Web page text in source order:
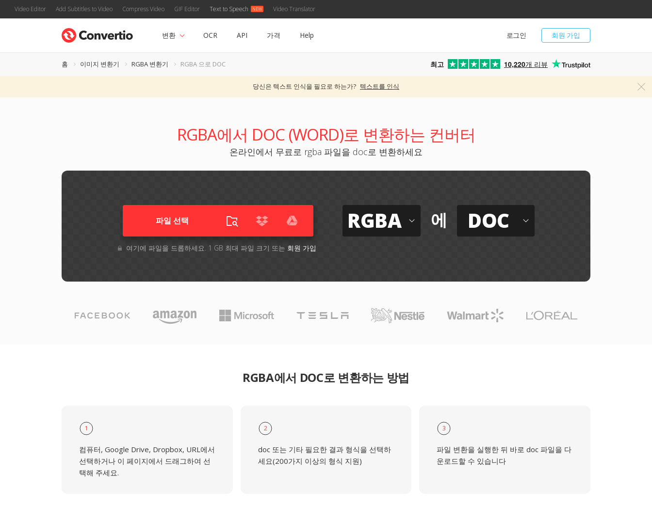
Video Editor Add Subtitles to Video Compress Video GIF Editor Text to Speech Video Translator
회원 가입
로그인
변환 OCR API 가격 Help
홈 이미지 변환기 RGBA 변환기 RGBA 으로 DOC 최고 10,220개 리뷰
당신은 텍스트 인식을 필요로 하는가? 텍스트를 인식
RGBA에서 DOC (WORD)로 변환하는 컨버터
온라인에서 무료로 rgba 파일을 doc로 변환하세요
파일 선택
여기에 파일을 드롭하세요. 1 GB 최대 파일 크기 또는 회원 가입
RGBA 에 DOC
RGBA에서 DOC로 변환하는 방법
1
컴퓨터, Google Drive, Dropbox, URL에서
선택하거나 이 페이지에서 드래그하여 선
택해 주세요.
2
doc 또는 기타 필요한 결과 형식을 선택하
세요(200가지 이상의 형식 지원)
3
파일 변환을 실행한 뒤 바로 doc 파일을 다
운로드할 수 있습니다